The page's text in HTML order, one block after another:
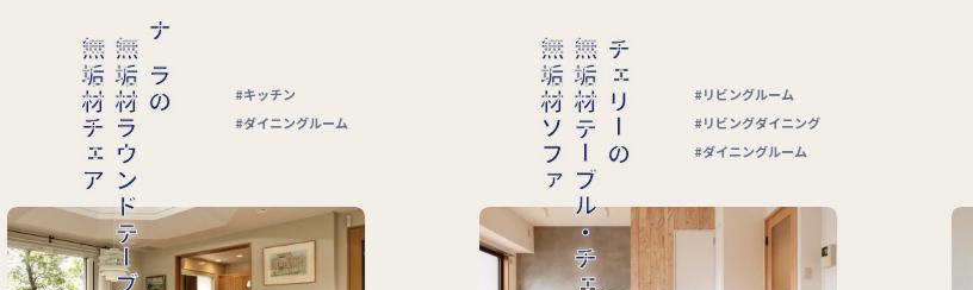
ナラの
無垢材ラウンドテーブルと
無垢材チェア
キッチン
ダイニングルーム
チェリーの
無垢材テーブル・チェアと
無垢材ソファ
リビングルーム
リビングダイニング
ダイニングルーム